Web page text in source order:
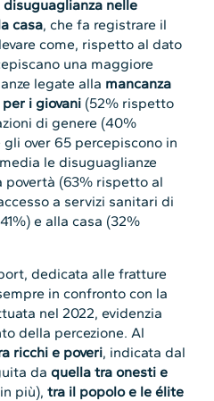
disuguaglianza nelle
casa, che fa registrare il
come, rispetto al dato
una maggiore
legate alla mancanza
i giovani (52% rispetto
di genere (40%
over 65 percepiscono in
le disuguaglianze
povertà (63% rispetto al
a servizi sanitari di
e alla casa (32%
dedicata alle fratture
in confronto con la
nel 2022, evidenzia
della percezione. Al
ricchi e poveri, indicata dal
daquella tra onesti e
più),tra il popolo e le élite